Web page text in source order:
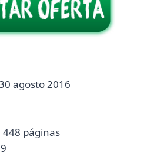
da publicação ‏ : ‎ 30 agosto 2016
de páginas ‏ : ‎ 448 páginas